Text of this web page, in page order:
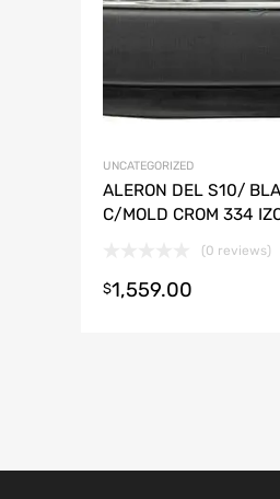
UNCATEGORIZED
ALERON DEL S10/
C/MOLD CROM 334
(0 reviews)
$1,559.00